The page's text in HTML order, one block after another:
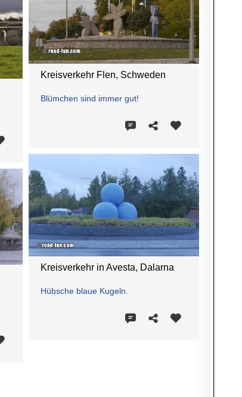
Kreisverkehr Flen, Schweden
Blümchen sind immer gut!
Kreisverkehr in Avesta, Dalarna
Hübsche blaue Kugeln.